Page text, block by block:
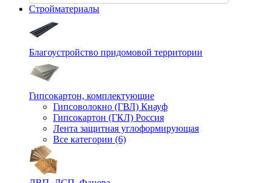
Стройматериалы
Благоустройство придомовой территории
Гипсокартон, комплектующие
Гипсоволокно (ГВЛ) Кнауф
Гипсокартон (ГКЛ) Россия
Лента защитная углоформирующая
Все категории (6)